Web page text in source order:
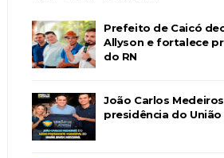
Prefeito de Caicó
Allyson e fortalece
do RN
João Carlos
presidência do